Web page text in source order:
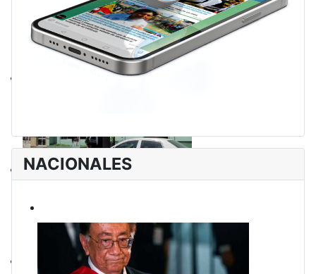
NACIONALES